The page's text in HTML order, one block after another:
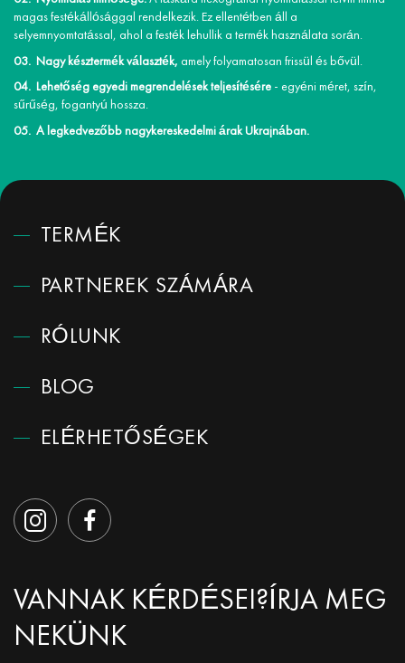
magas festékállósággal rendelkezik. Ez ellentétben áll a
selyemnyomtatással, ahol a festék lehullik a termék használata során.
Nagy késztermék választék, amely folyamatosan frissül és bővül.
Lehetőség egyedi megrendelések teljesítésére- egyéni méret, szín,
sűrűség, fogantyú hossza.
A legkedvezőbb nagykereskedelmi árak Ukrajnában.
TERMÉK
PARTNEREK SZÁMÁRA
RÓLUNK
BLOG
ELÉRHETŐSÉGEK
VANNAK KÉRDÉSEI? ÍRJA MEG
NEKÜNK